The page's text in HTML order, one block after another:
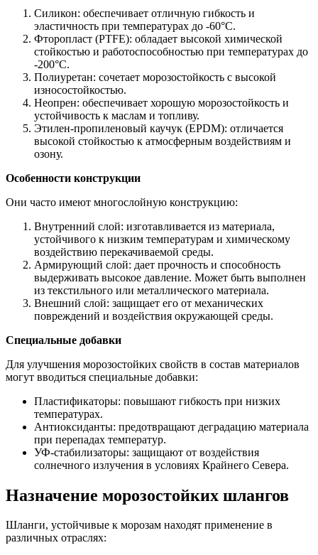
Силикон: обеспечивает отличную гибкость и
эластичность при температурах до -60°C.
Фторопласт (PTFE): обладает высокой химической
стойкостью и работоспособностью при температурах до
-200°C.
Полиуретан: сочетает морозостойкость с высокой
износостойкостью.
Неопрен: обеспечивает хорошую морозостойкость и
устойчивость к маслам и топливу.
Этилен-пропиленовый каучук (EPDM): отличается
высокой стойкостью к атмосферным воздействиям и
озону.
Особенности конструкции
Они часто имеют многослойную конструкцию:
Внутренний слой: изготавливается из материала,
устойчивого к низким температурам и химическому
воздействию перекачиваемой среды.
Армирующий слой: дает прочность и способность
выдерживать высокое давление. Может быть выполнен
из текстильного или металлического материала.
Внешний слой: защищает его от механических
повреждений и воздействия окружающей среды.
Специальные добавки
Для улучшения морозостойких свойств в состав материалов
могут вводиться специальные добавки:
Пластификаторы: повышают гибкость при низких
температурах.
Антиоксиданты: предотвращают деградацию материала
при перепадах температур.
УФ-стабилизаторы: защищают от воздействия
солнечного излучения в условиях Крайнего Севера.
Назначение морозостойких шлангов
Шланги, устойчивые к морозам находят применение в
различных отраслях: